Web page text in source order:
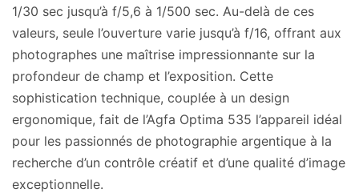
1/30 sec jusqu’à f/5,6 à 1/500 sec. Au-delà de ces
valeurs, seule l’ouverture varie jusqu’à f/16, offrant aux
photographes une maîtrise impressionnante sur la
profondeur de champ et l’exposition. Cette
sophistication technique, couplée à un design
ergonomique, fait de l’Agfa Optima 535 l’appareil idéal
pour les passionnés de photographie argentique à la
recherche d’un contrôle créatif et d’une qualité d’image
exceptionnelle.